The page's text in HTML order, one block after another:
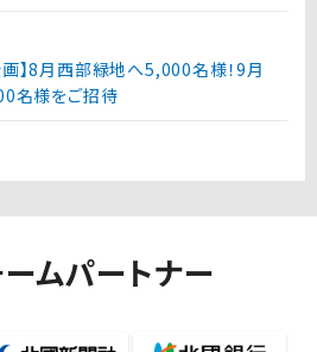
】8月西部緑地へ5,000名様！9月
名様をご招待
ムパートナー